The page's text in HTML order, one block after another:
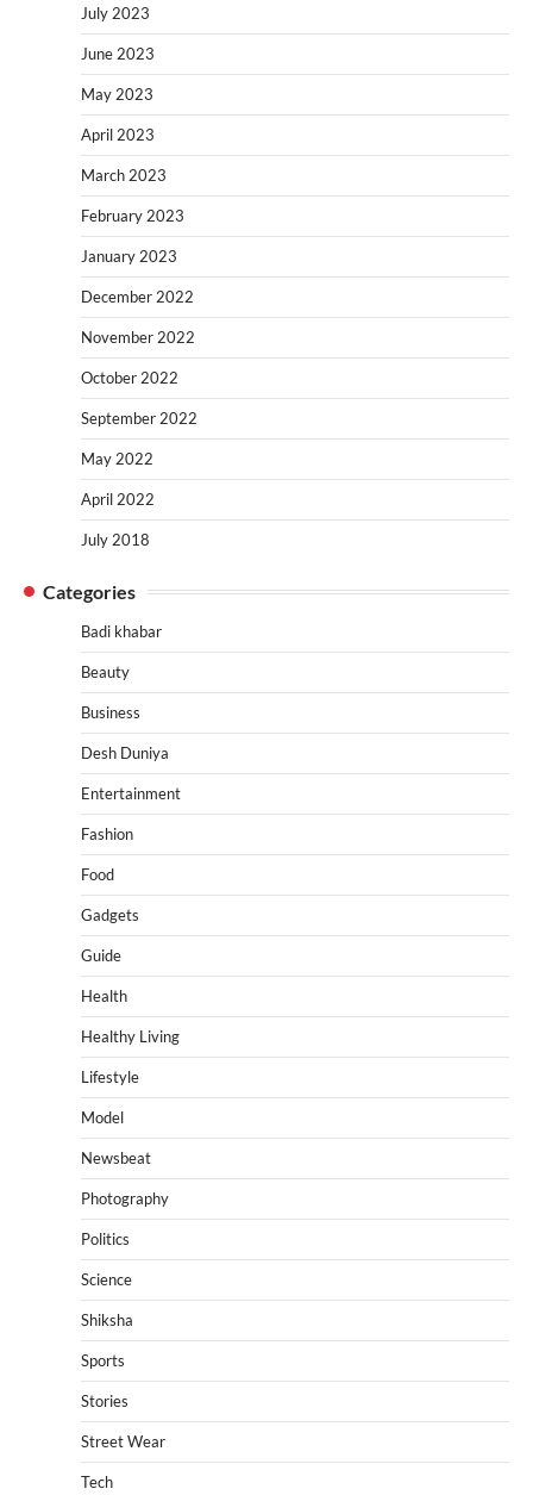
July 2023
June 2023
May 2023
April 2023
March 2023
February 2023
January 2023
December 2022
November 2022
October 2022
September 2022
May 2022
April 2022
July 2018
Categories
Badi khabar
Beauty
Business
Desh Duniya
Entertainment
Fashion
Food
Gadgets
Guide
Health
Healthy Living
Lifestyle
Model
Newsbeat
Photography
Politics
Science
Shiksha
Sports
Stories
Street Wear
Tech